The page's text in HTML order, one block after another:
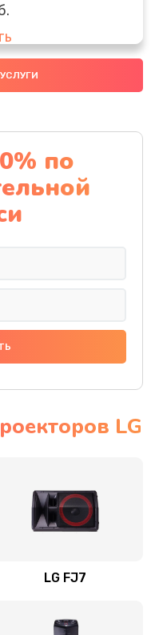
(экрана)
индикаторов,
по
LG
LG FJ7